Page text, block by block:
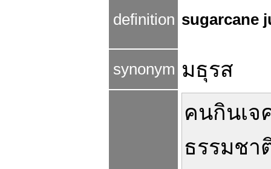
definition sugarcane
synonym มธุรส
คนกินเจ
ธรรมชา